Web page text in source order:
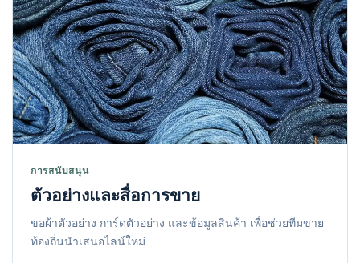
การสนับสนุน
ตัวอย่างและสื่อการขาย
ขอผ้าตัวอย่าง การ์ดตัวอย่าง และข้อมูลสินค้า เพื่อช่วยทีมขาย
ท้องถิ่นนำเสนอไลน์ใหม่